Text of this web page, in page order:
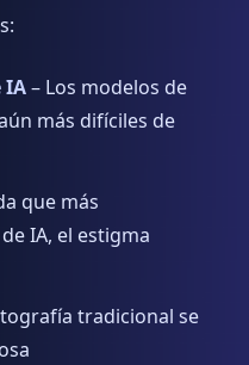
IA– Los modelos de
más difíciles de
que más
IA, el estigma
tradicional se